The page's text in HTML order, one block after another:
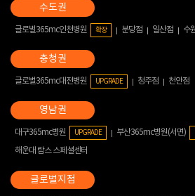
글로벌365mc인천병원 확장 분당점 일산점 수
글로벌365mc대전병원 UPGRADE 청주점 천안점
대구365mc병원 UPGRADE 부산365mc병원(서면)
해운대 람스 스페셜센터